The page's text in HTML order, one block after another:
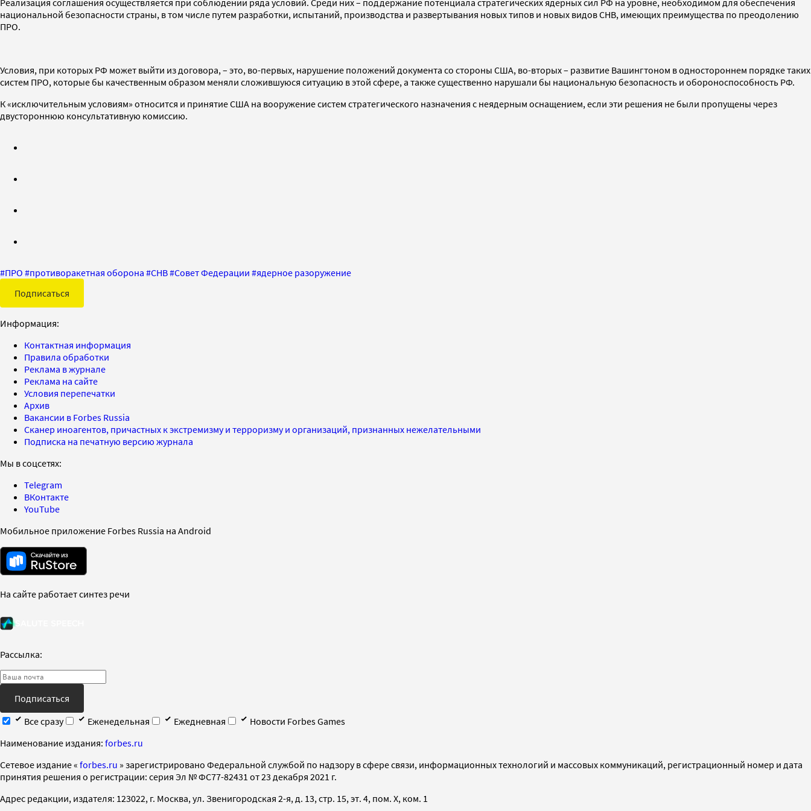
национальной безопасности страны, в том числе путем разработки, испытаний, производства и развертывания новых типов и новых видов СНВ, имеющих преимущества по преодолению
ПРО.
Условия, при которых РФ может выйти из договора, – это, во-первых, нарушение положений документа со стороны США, во-вторых – развитие Вашингтоном в одностороннем порядке таких
систем ПРО, которые бы качественным образом меняли сложившуюся ситуацию в этой сфере, а также существенно нарушали бы национальную безопасность и обороноспособность РФ.
К «исключительным условиям» относится и принятие США на вооружение систем стратегического назначения с неядерным оснащением, если эти решения не были пропущены через
двустороннюю консультативную комиссию.
#ПРО #противоракетная оборона #СНВ#Совет Федерации #ядерное разоружение
Подписаться
Информация:
Контактная информация
Правила обработки
Реклама в журнале
Реклама на сайте
Условия перепечатки
Архив
Вакансии в Forbes Russia
Сканер иноагентов, причастных к экстремизму и терроризму и организаций, признанных нежелательными
Подписка на печатную версию журнала
Мы в соцсетях:
Telegram
ВКонтакте
YouTube
Мобильное приложение Forbes Russia на Android
На сайте работает синтез речи
Рассылка:
Подписаться
Все сразу
Еженедельная Ежедневная
Новости Forbes Games
Наименование издания: forbes.ru
Cетевое издание « forbes.ru » зарегистрировано Федеральной службой по надзору в сфере связи, информационных технологий и массовых коммуникаций, регистрационный номер и дата
принятия решения о регистрации: серия Эл № ФС77-82431 от 23 декабря 2021 г.
Адрес редакции, издателя: 123022, г. Москва, ул. Звенигородская 2-я, д. 13, стр. 15, эт. 4, пом. X, ком. 1